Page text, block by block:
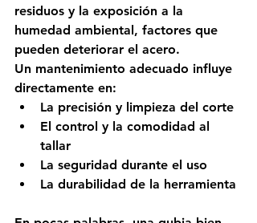
residuos y la exposición a la
humedad ambiental, factores que
pueden deteriorar el acero.
Un mantenimiento adecuado influye
directamente en:
La precisión y limpieza del corte
El control y la comodidad al
tallar
La seguridad durante el uso
La durabilidad de la herramienta